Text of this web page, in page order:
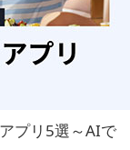
プリ5選～AIで